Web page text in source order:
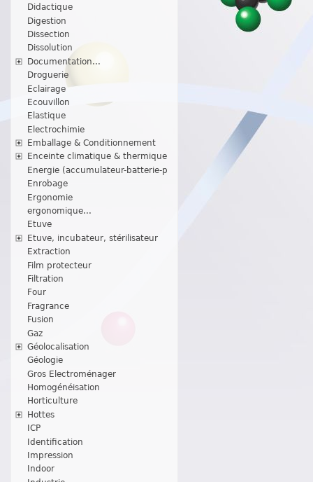
Didactique
Digestion
Dissection
Dissolution
Documentation...
Droguerie
Eclairage
Ecouvillon
Elastique
Electrochimie
Emballage & Conditionnement
Enceinte climatique & thermique
Energie (accumulateur-batterie-p
Enrobage
Ergonomie
ergonomique...
Etuve
Etuve, incubateur, stérilisateur
Extraction
Film protecteur
Filtration
Four
Fragrance
Fusion
Gaz
Géolocalisation
Géologie
Gros Electroménager
Homogénéisation
Horticulture
Hottes
ICP
Identification
Impression
Indoor